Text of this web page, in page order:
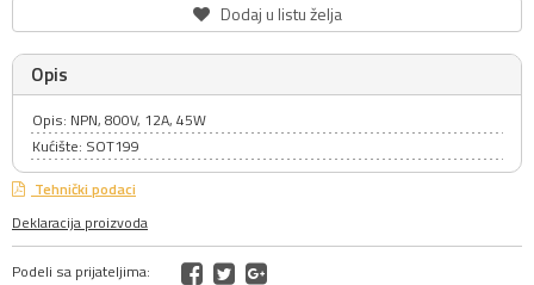
Dodaj u listu želja
Opis
Opis: NPN, 800V, 12A, 45W
Kućište: SOT199
Tehnički podaci
Deklaracija proizvoda
Podeli sa prijateljima: